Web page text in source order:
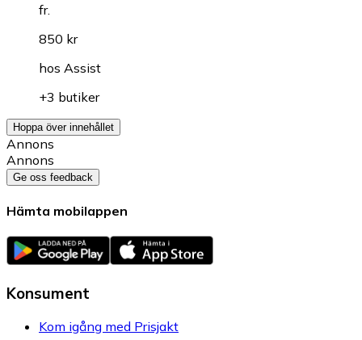
fr.
850 kr
hos Assist
+3 butiker
Hoppa över innehållet
Annons
Annons
Ge oss feedback
Hämta mobilappen
Konsument
Kom igång med Prisjakt